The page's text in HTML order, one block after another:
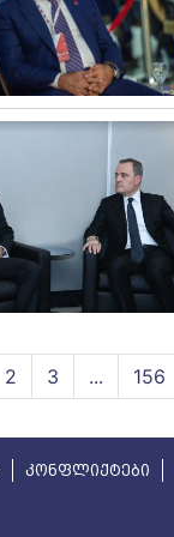
2 3 ... 156
კონფლიქტები